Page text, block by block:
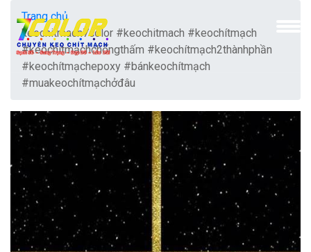
Trang chủ
keochitmach7color #keochitmach #keochítmạch
#keochítmạchchốngthấm #keochítmạch2thànhphần
#keochítmạchepoxy #bánkeochítmạch
#muakeochítmạchởđâu